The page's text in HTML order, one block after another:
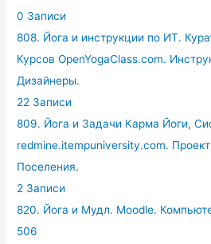
0 Записи
808. Йога и инструкции по ИТ.
Курсов OpenYogaClass.com.
Дизайнеры.
22 Записи
809. Йога и Задачи Карма Йоги,
redmine.itempuniversity.com.
Поселения.
2 Записи
820. Йога и Мудл. Moodle.
506